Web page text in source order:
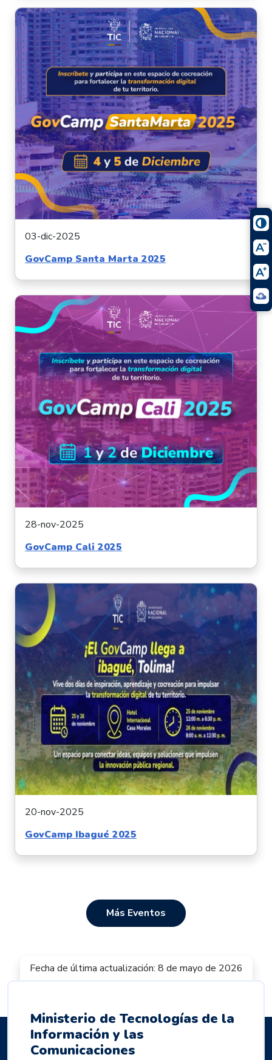
03-dic-2025
GovCamp Santa Marta 2025
28-nov-2025
GovCamp Cali 2025
20-nov-2025
GovCamp Ibagué 2025
Más Eventos
Fecha de última actualización: 8 de mayo de 2026
Ministerio de Tecnologías de la
Información y las
Comunicaciones